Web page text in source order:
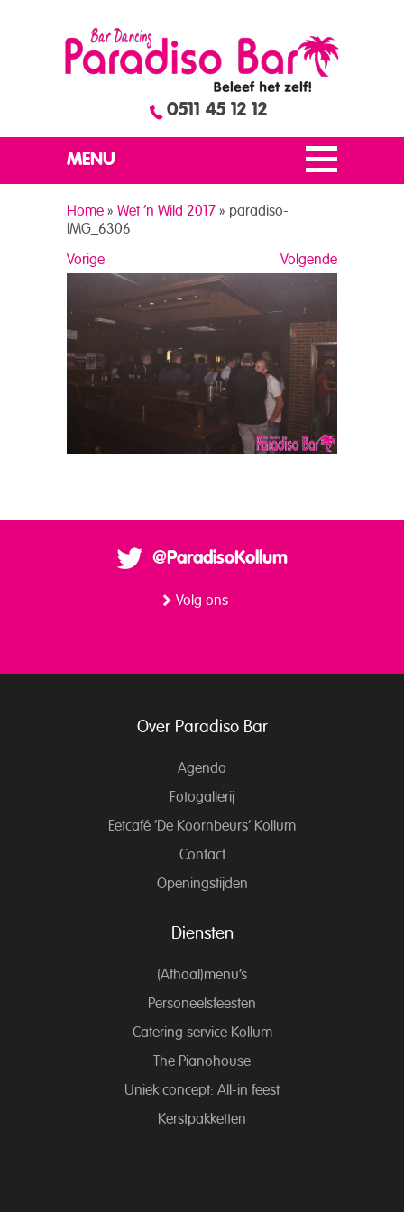
0511 45 12 12
MENU
Home » Wet ’n Wild 2017 » paradiso-
IMG_6306
Volgende
Vorige
@ParadisoKollum
Volg ons
Over Paradiso Bar
Agenda
Fotogallerij
Eetcafé ‘De Koornbeurs’ Kollum
Contact
Openingstijden
Diensten
(Afhaal)menu’s
Personeelsfeesten
Catering service Kollum
The Pianohouse
Uniek concept: All-in feest
Kerstpakketten